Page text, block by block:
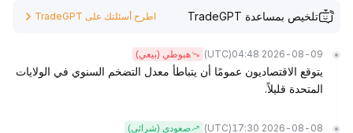
تلخيص بمساعدة TradeGPT اطرح أسئلتك على TradeGPT
2026-08-09 04:48
(UTC) هبوطي (بيعي)
يتوقع الاقتصاديون عمومًا أن يتباطأ معدل التضخم السنوي في الولايات
المتحدة قليلاً.
2026-08-08 17:30
(UTC) صعودي (شرائي)